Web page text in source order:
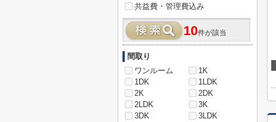
共益費・管理費込み
10件が該当
間取り
ワンルーム
1K
1DK
1LDK
2K
2DK
2LDK
3K
3DK
3LDK